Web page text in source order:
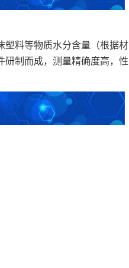
塑料等物质水分含量（根据材
研制而成，测量精确度高，性